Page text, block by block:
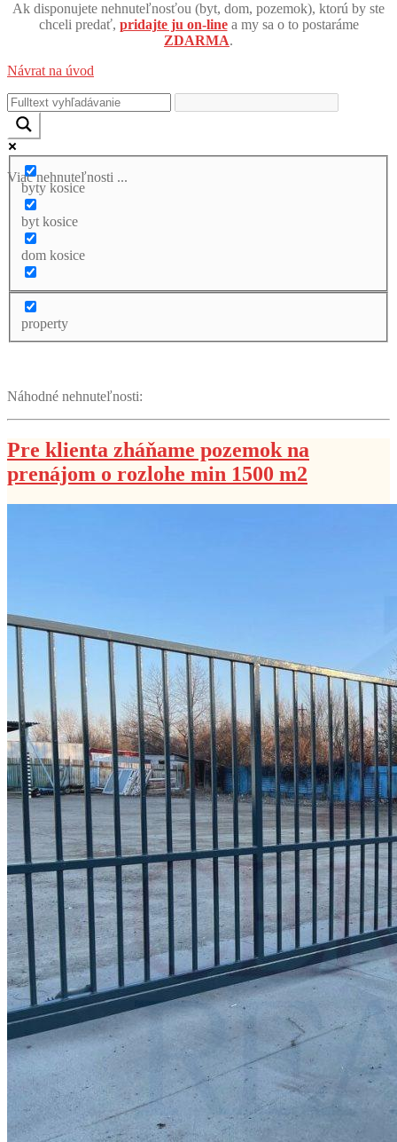
Ak disponujete nehnuteľnosťou (byt, dom, pozemok), ktorú by ste
chceli predať, pridajte ju on-linea my sa o to postaráme
ZDARMA.
Návrat na úvod
Viac nehnuteľnosti ...
byty kosice
byt kosice
dom kosice
property
Náhodné nehnuteľnosti:
Pre klienta zháňame pozemok na
prenájom o rozlohe min 1500 m2